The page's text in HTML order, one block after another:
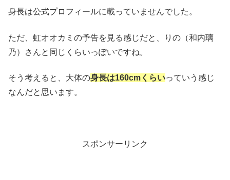
身長は公式プロフィールに載っていませんでした。
ただ、虹オオカミの予告を見る感じだと、りの（和内璃
乃）さんと同じくらいっぽいですね。
そう考えると、大体の身長は160cmくらいっていう感じ
なんだと思います。
スポンサーリンク